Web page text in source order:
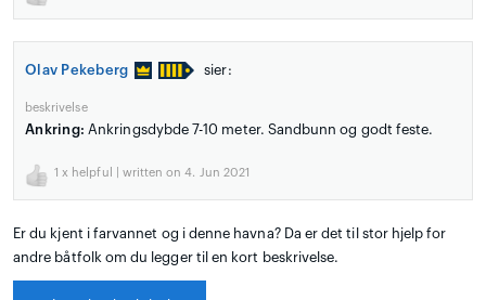
Olav Pekeberg sier:
beskrivelse
Ankring: Ankringsdybde 7-10 meter. Sandbunn og godt feste.
1 x helpful | written on 4. Jun 2021
Er du kjent i farvannet og i denne havna? Da er det til stor hjelp for
andre båtfolk om du legger til en kort beskrivelse.